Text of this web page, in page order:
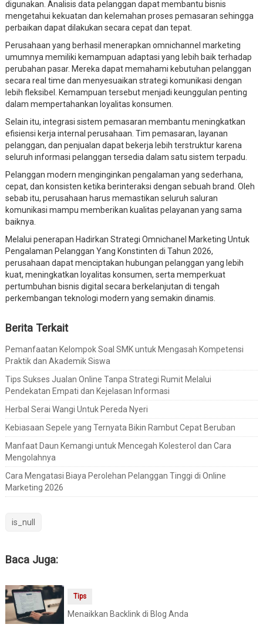
digunakan. Analisis data pelanggan dapat membantu bisnis
mengetahui kekuatan dan kelemahan proses pemasaran sehingga
perbaikan dapat dilakukan secara cepat dan tepat.
Perusahaan yang berhasil menerapkan omnichannel marketing
umumnya memiliki kemampuan adaptasi yang lebih baik terhadap
perubahan pasar. Mereka dapat memahami kebutuhan pelanggan
secara real time dan menyesuaikan strategi komunikasi dengan
lebih fleksibel. Kemampuan tersebut menjadi keunggulan penting
dalam mempertahankan loyalitas konsumen.
Selain itu, integrasi sistem pemasaran membantu meningkatkan
efisiensi kerja internal perusahaan. Tim pemasaran, layanan
pelanggan, dan penjualan dapat bekerja lebih terstruktur karena
seluruh informasi pelanggan tersedia dalam satu sistem terpadu.
Pelanggan modern menginginkan pengalaman yang sederhana,
cepat, dan konsisten ketika berinteraksi dengan sebuah brand. Oleh
sebab itu, perusahaan harus memastikan seluruh saluran
komunikasi mampu memberikan kualitas pelayanan yang sama
baiknya.
Melalui penerapan Hadirkan Strategi Omnichanel Marketing Untuk
Pengalaman Pelanggan Yang Konstinten di Tahun 2026,
perusahaan dapat menciptakan hubungan pelanggan yang lebih
kuat, meningkatkan loyalitas konsumen, serta memperkuat
pertumbuhan bisnis digital secara berkelanjutan di tengah
perkembangan teknologi modern yang semakin dinamis.
Berita Terkait
Pemanfaatan Kelompok Soal SMK untuk Mengasah Kompetensi
Praktik dan Akademik Siswa
Tips Sukses Jualan Online Tanpa Strategi Rumit Melalui
Pendekatan Empati dan Kejelasan Informasi
Herbal Serai Wangi Untuk Pereda Nyeri
Kebiasaan Sepele yang Ternyata Bikin Rambut Cepat Beruban
Manfaat Daun Kemangi untuk Mencegah Kolesterol dan Cara
Mengolahnya
Cara Mengatasi Biaya Perolehan Pelanggan Tinggi di Online
Marketing 2026
is_null
Baca Juga:
Tips
Menaikkan Backlink di Blog Anda